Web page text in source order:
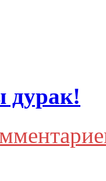
дурак!